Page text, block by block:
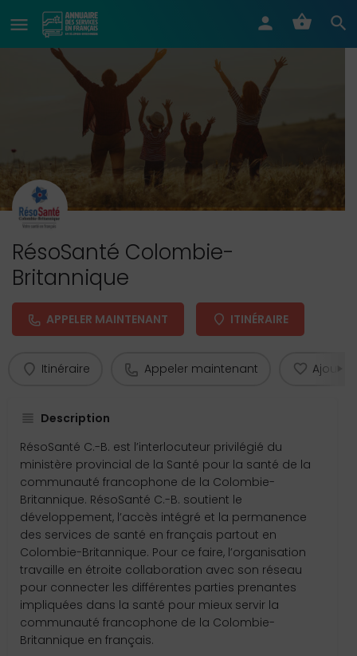
RésoSanté Colombie-
Britannique
APPELER MAINTENANT ITINÉRAIRE
Itinéraire Appeler maintenant Ajouter
Description
RésoSanté C.-B. est l’interlocuteur privilégié du
ministère provincial de la Santé pour la santé de la
communauté francophone de la Colombie-
Britannique. RésoSanté C.-B. soutient le
développement, l’accès intégré et la permanence
des services de santé en français partout en
Colombie-Britannique. Pour ce faire, l’organisation
travaille en étroite collaboration avec son réseau
pour connecter les différentes parties prenantes
impliquées dans la santé pour mieux servir la
communauté francophone de la Colombie-
Britannique en français.